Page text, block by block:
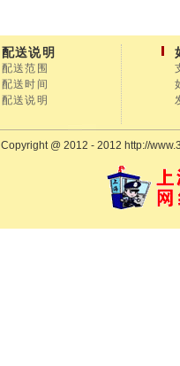
配送说明
配送范围
配送时间
配送说明
Copyright @ 2012 - 2012 http://